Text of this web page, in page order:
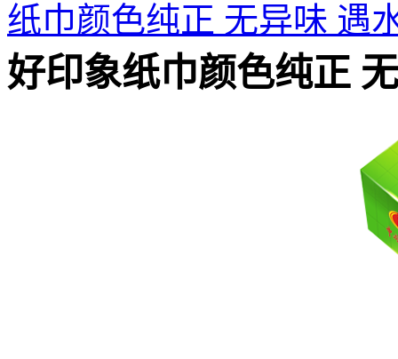
纸巾颜色纯正 无异味 遇
好印象纸巾颜色纯正